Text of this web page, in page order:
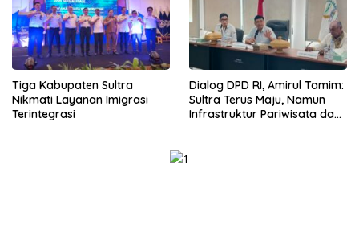
Tiga Kabupaten Sultra
Nikmati Layanan Imigrasi
Terintegrasi
Dialog DPD RI, Amirul Tamim:
Sultra Terus Maju, Namun
Infrastruktur Pariwisata dan